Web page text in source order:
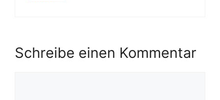
Schreibe einen Kommentar